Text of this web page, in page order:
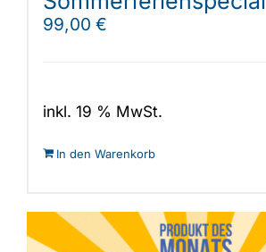
99,00 €
inkl. 19 % MwSt.
In den Warenkorb